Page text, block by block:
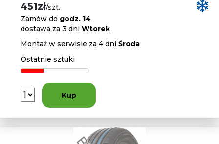
451zł/szt.
Zamów do godz. 14
dostawa za 3 dniWtorek
Montaż w serwisie za 4 dniŚroda
Ostatnie sztuki
Kup